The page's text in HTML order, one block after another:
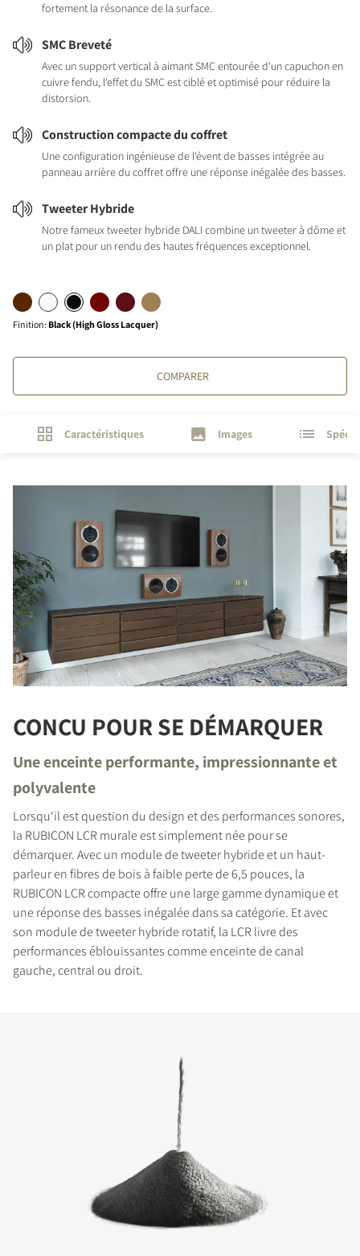
fortement la résonance de la surface.
SMC Breveté
Avec un support vertical à aimant SMC entourée d‘un capuchon en
cuivre fendu, l‘effet du SMC est ciblé et optimisé pour réduire la
distorsion.
Construction compacte du coffret
Une configuration ingénieuse de l‘évent de basses intégrée au
panneau arrière du coffret offre une réponse inégalée des basses.
Tweeter Hybride
Notre fameux tweeter hybride DALI combine un tweeter à dôme et
un plat pour un rendu des hautes fréquences exceptionnel.
Finition: Black (High Gloss Lacquer)
COMPARER
Caractéristiques Images
CONÇU POUR SE DÉMARQUER
Une enceinte performante, impressionnante et
polyvalente
Lorsqu‘il est question du design et des performances sonores,
la RUBICON LCR murale est simplement née pour se
démarquer. Avec un module de tweeter hybride et un haut-
parleur en fibres de bois à faible perte de 6,5 pouces, la
RUBICON LCR compacte offre une large gamme dynamique et
une réponse des basses inégalée dans sa catégorie. Et avec
son module de tweeter hybride rotatif, la LCR livre des
performances éblouissantes comme enceinte de canal
gauche, central ou droit.